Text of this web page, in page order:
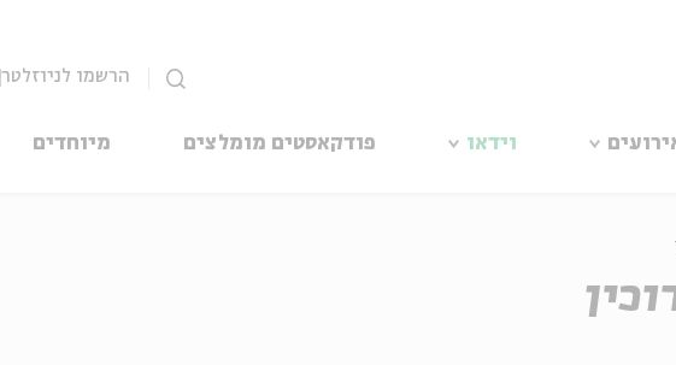
הרשמו לניוזלטר
וידאו פודקאסטים מומלצים מיוחדים